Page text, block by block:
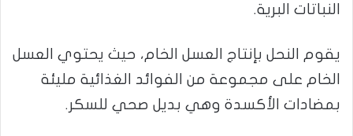
النباتات البرية.
يقوم النحل بإنتاج العسل الخام، حيث يحتوي العسل
الخام على مجموعة من الفوائد الغذائية مليئة
بمضادات الأكسدة وهي بديل صحي للسكر.